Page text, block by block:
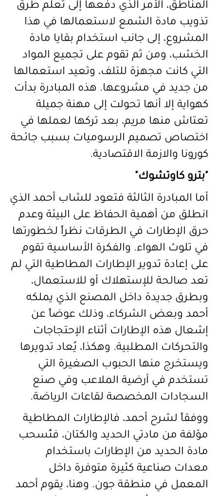
المناطق، الأمر الذي دفعها إلى تعلم طرق
تذويب مادة الشمع لاستعمالها في هذا
المشروع، إلى جانب استخدام بقايا مادة
الخشب، ومن ثم تقوم على تجميع المواد
التي كانت مجهزة للتلف، وتعيد استعمالها
من جديد في مشروعها. هذه المبادرة بدأت
كهواية إلا أنها تحولت إلى مهنة جميلة
تعتاش منها مريم، بعد تركها لعملها في
اختصاص تصميم الرسوميات بسبب جائحة
كورونا والازمة الاقتصادية.
"بترو كاوتشوك"
أما المبادرة الثالثة فتعود للشاب أحمد الذي
انطلق من أهمية الحفاظ على البيئة وعدم
حرق الإطارات في الطرقات نظراً لخطورتها
في تلوث الهواء. والفكرة الأساسية تقوم
على إعادة تدوير الإطارات المطاطية التي لم
تعد صالحة للإستهلاك أو للاستعمال،
وبطرق جديدة داخل المصنع الذي يملكه
أحمد وبعض الشركاء، وذلك عوضاً عن
إشعال هذه الإطارات أثناء الإحتجاجات
والتحركات المطلبية. وهكذا، يُعاد تدويرها
ويستخرج منها الحبوب الصغيرة التي
تستخدم في أرضية الملاعب وفي صنع
السجادات المخصصة لقاعات الرياضة.
ووفقاً لشرح أحمد، فالإطارات المطاطية
مؤلفة من مادتي الحديد والكتان، فتُسحب
مادة الحديد من الإطارات باستخدام
معدات صناعية كثيرة متوفرة داخل
المعمل في منطقة جون. وهنا، يقوم أحمد